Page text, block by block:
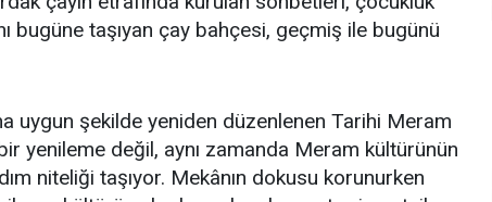
bugüne taşıyan çay bahçesi, geçmiş ile bugünü
uygun şekilde yeniden düzenlenen Tarihi Meram
yenileme değil, aynı zamanda Meram kültürünün
niteliği taşıyor. Mekânın dokusu korunurken